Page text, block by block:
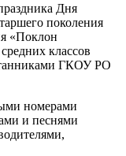
Дня
поколения
«Поклон
классов
ГКОУ РО
номерами
и песнями